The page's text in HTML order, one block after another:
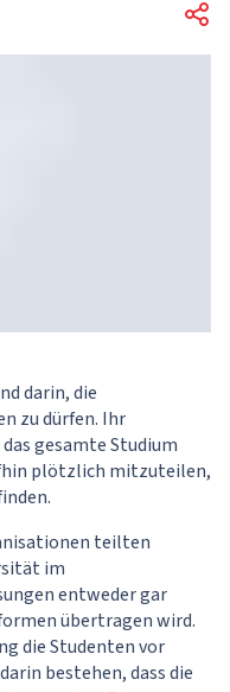
darin, die
zu dürfen. Ihr
gesamte Studium
plötzlich mitzuteilen,
teilten
im
entweder gar
übertragen wird.
die Studenten vor
bestehen, dass die